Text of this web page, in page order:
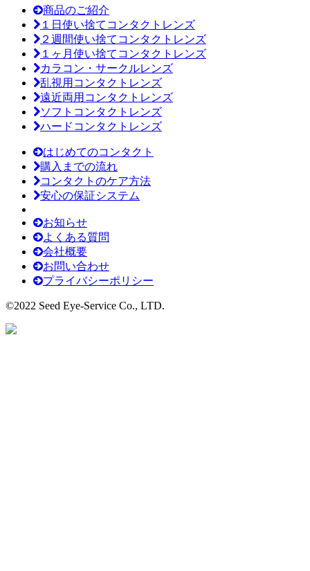
商品のご紹介
１日使い捨てコンタクトレンズ
２週間使い捨てコンタクトレンズ
１ヶ月使い捨てコンタクトレンズ
カラコン・サークルレンズ
乱視用コンタクトレンズ
遠近両用コンタクトレンズ
ソフトコンタクトレンズ
ハードコンタクトレンズ
はじめてのコンタクト
購入までの流れ
コンタクトのケア方法
安心の保証システム
お知らせ
よくある質問
会社概要
お問い合わせ
プライバシーポリシー
©2022 Seed Eye-Service Co., LTD.